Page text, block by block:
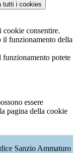
tutti i cookies
cookie consentire.
il funzionamento della
funzionamento potete
essere
pagina della cookie
Sanzio Ammaturo